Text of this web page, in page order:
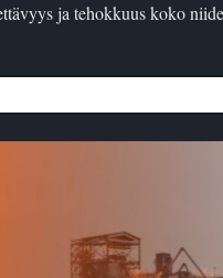
ja tehokkuus koko